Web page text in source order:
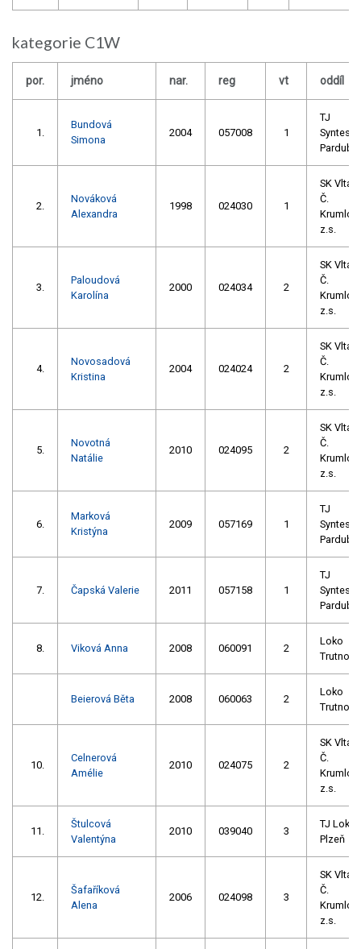
kategorie C1W
por. jméno nar. reg vt oddíl
1.
Bundová
Simona
2004 057008 1
TJ
Syntesia
2.
Nováková
Alexandra
1998 024030 1
SK
Č.
Krumlov
z.s.
3.
Paloudová
Karolína
2000 024034 2
SK
Č.
Krumlov
z.s.
4.
Novosadová
Kristina
2004 024024 2
SK
Č.
Krumlov
z.s.
5.
Novotná
Natálie
2010 024095 2
SK
Č.
Krumlov
z.s.
6.
Marková
Kristýna
2009 057169 1
TJ
Syntesia
7. Čapská Valerie 2011 057158 1
TJ
Syntesia
8. Viková Anna 2008 060091 2
Loko
Trutnov
Beierová Běta 2008 060063 2
Loko
Trutnov
10.
Celnerová
Amélie
2010 024075 2
SK
Č.
Krumlov
z.s.
11.
Štulcová
Valentýna
2010 039040 3
TJ Loko
Plzeň
12.
Šafaříková
Alena
2006 024098 3
SK
Č.
Krumlov
z.s.